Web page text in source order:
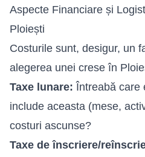
Aspecte Financiare și
Ploiești
Costurile sunt, desigur, un
alegerea unei crese în
Taxe lunare: Întreabă care
include aceasta (mese,
costuri ascunse?
Taxe de înscriere/